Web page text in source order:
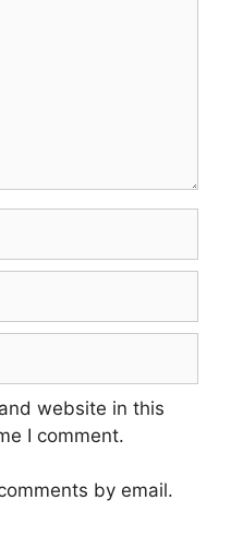
website in this
I comment.
by email.